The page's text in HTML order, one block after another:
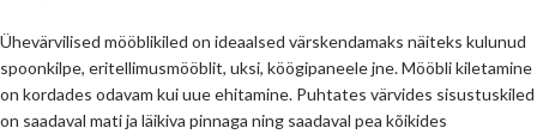
Ühevärvilised mööblikiled on ideaalsed värskendamaks näiteks kulunud
spoonkilpe, eritellimusmööblit, uksi, köögipaneele jne. Mööbli kiletamine
on kordades odavam kui uue ehitamine. Puhtates värvides sisustuskiled
on saadaval mati ja läikiva pinnaga ning saadaval pea kõikides